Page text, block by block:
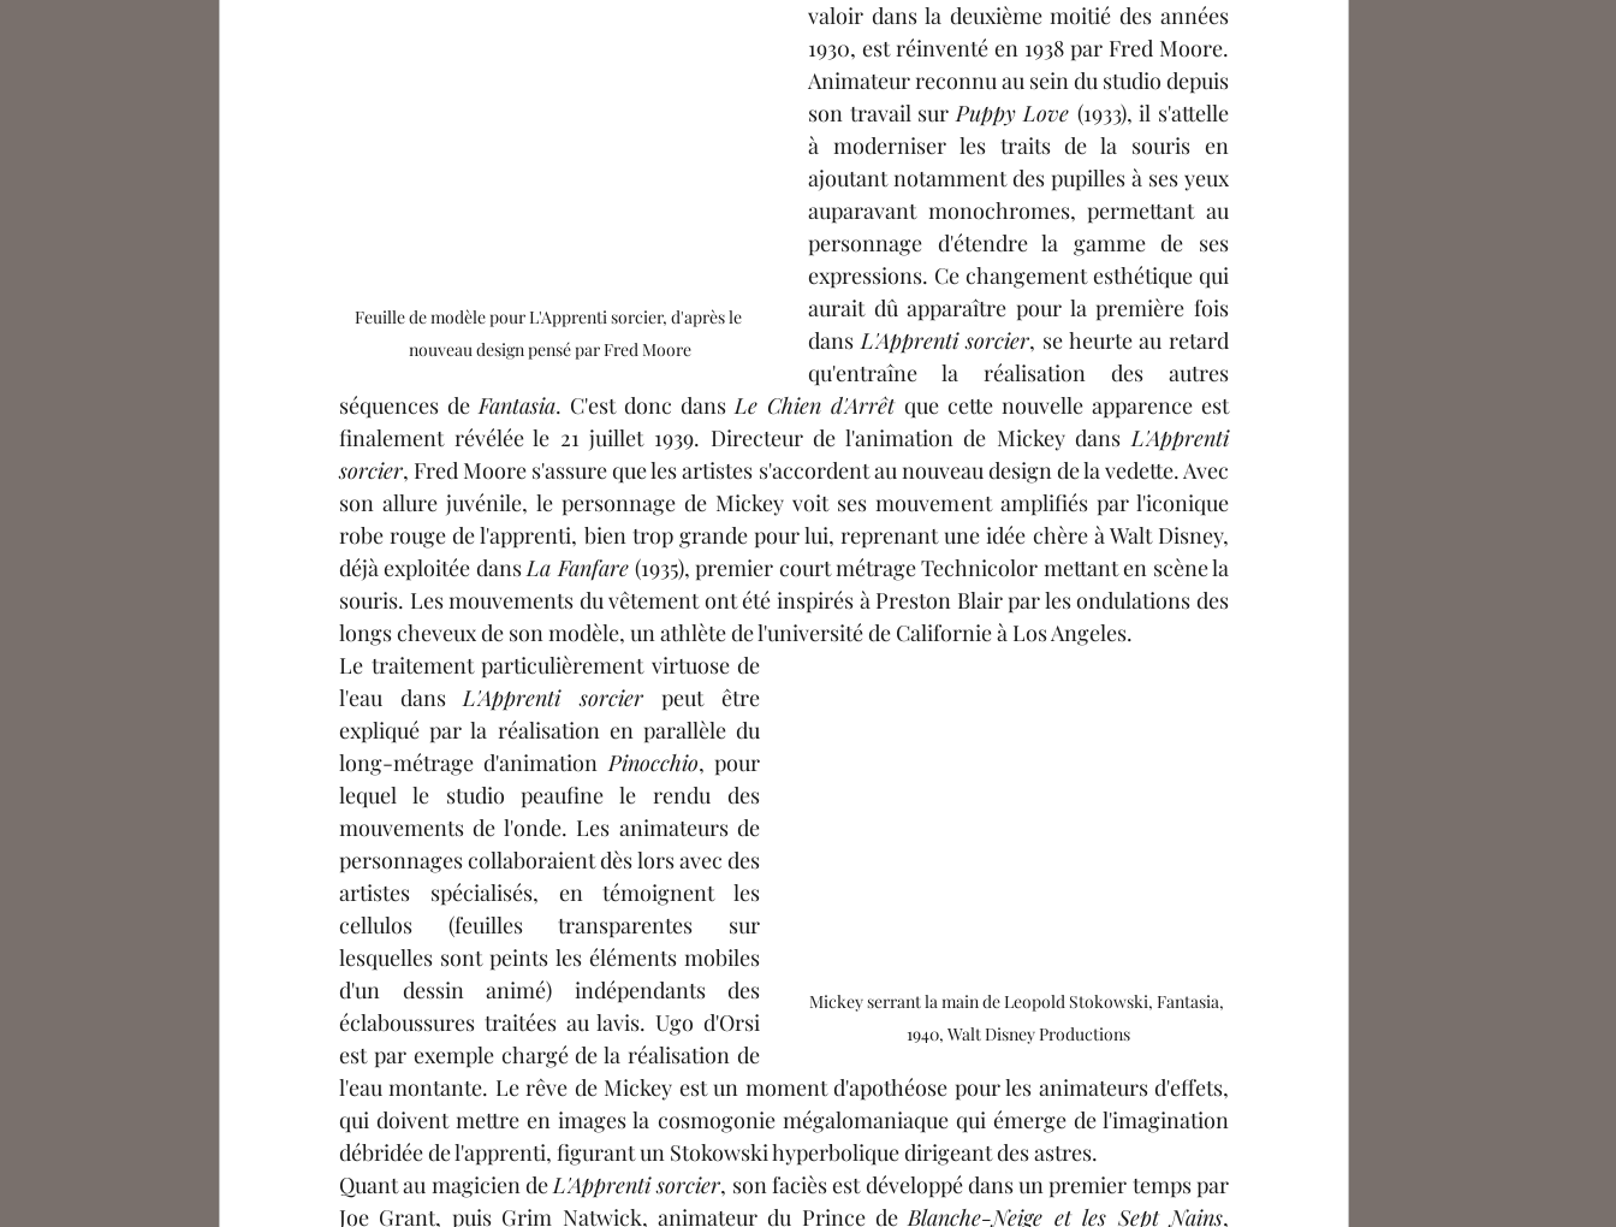
Feuille de modèle pour L'Apprenti sorcier, d'après le
nouveau design pensé par Fred Moore
valoir dans la deuxième moitié des années
1930, est réinventé en 1938 par Fred Moore.
Animateur reconnu au sein du studio depuis
son travail sur Puppy Love (1933), il s'attelle
à moderniser les traits de la souris en
ajoutant notamment des pupilles à ses yeux
auparavant monochromes, permettant au
personnage d'étendre la gamme de ses
expressions. Ce changement esthétique qui
aurait dû apparaître pour la première fois
dans L'Apprenti sorcier, se heurte au retard
qu'entraîne la réalisation des autres
séquences de Fantasia. C'est donc dans Le Chien d'Arrêt que cette nouvelle apparence est
finalement révélée le 21 juillet 1939. Directeur de l'animation de Mickey dans L'Apprenti
sorcier, Fred Moore s'assure que les artistes s'accordent au nouveau design de la vedette. Avec
son allure juvénile, le personnage de Mickey voit ses mouvement amplifiés par l'iconique
robe rouge de l'apprenti, bien trop grande pour lui, reprenant une idée chère à Walt Disney,
déjà exploitée dans La Fanfare (1935), premier court métrage Technicolor mettant en scène la
souris. Les mouvements du vêtement ont été inspirés à Preston Blair par les ondulations des
longs cheveux de son modèle, un athlète de l'université de Californie à Los Angeles.
Mickey serrant la main de Leopold Stokowski, Fantasia,
1940, Walt Disney Productions
Le traitement particulièrement virtuose de
l'eau dans L'Apprenti sorcier peut être
expliqué par la réalisation en parallèle du
long-métrage d'animation Pinocchio, pour
lequel le studio peaufine le rendu des
mouvements de l'onde. Les animateurs de
personnages collaboraient dès lors avec des
artistes spécialisés, en témoignent les
cellulos (feuilles transparentes sur
lesquelles sont peints les éléments mobiles
d'un dessin animé) indépendants des
éclaboussures traitées au lavis. Ugo d'Orsi
est par exemple chargé de la réalisation de
l'eau montante. Le rêve de Mickey est un moment d'apothéose pour les animateurs d'effets,
qui doivent mettre en images la cosmogonie mégalomaniaque qui émerge de l'imagination
débridée de l'apprenti, figurant un Stokowski hyperbolique dirigeant des astres.
Quant au magicien de L'Apprenti sorcier, son faciès est développé dans un premier temps par
Joe Grant, puis Grim Natwick, animateur du Prince de Blanche-Neige et les Sept Nains,